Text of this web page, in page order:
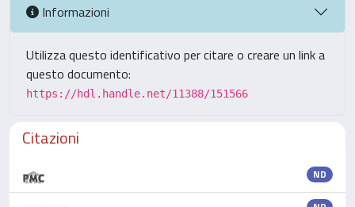
Informazioni
Utilizza questo identificativo per citare o creare un link a
questo documento:
https://hdl.handle.net/11388/151566
Citazioni
ND